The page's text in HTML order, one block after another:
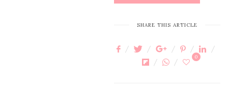
SHARE THIS ARTICLE
0